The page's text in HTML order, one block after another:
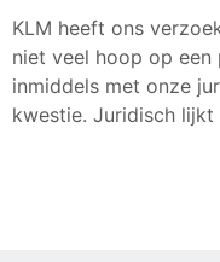
KLM heeft ons
niet veel hoop op een
inmiddels met onze
kwestie. Juridisch lijkt